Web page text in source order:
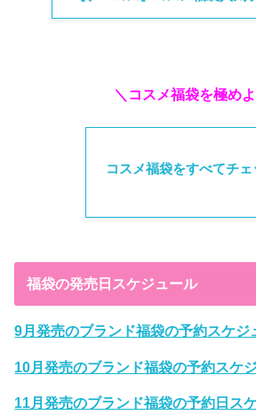
＼コスメ福袋を極め
コスメ福袋をすべてチェ
福袋の発売日スケジュール
9月発売のブランド福袋の予約スケジ
10月発売のブランド福袋の予約スケ
11月発売のブランド福袋の予約日ス